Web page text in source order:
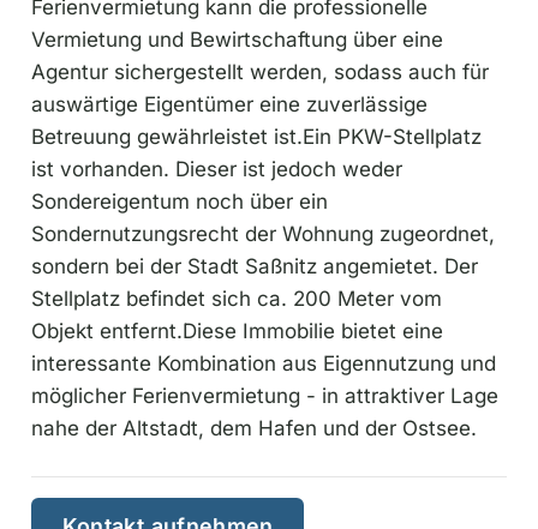
Ferienvermietung kann die professionelle
Vermietung und Bewirtschaftung über eine
Agentur sichergestellt werden, sodass auch für
auswärtige Eigentümer eine zuverlässige
Betreuung gewährleistet ist.Ein PKW-Stellplatz
ist vorhanden. Dieser ist jedoch weder
Sondereigentum noch über ein
Sondernutzungsrecht der Wohnung zugeordnet,
sondern bei der Stadt Saßnitz angemietet. Der
Stellplatz befindet sich ca. 200 Meter vom
Objekt entfernt.Diese Immobilie bietet eine
interessante Kombination aus Eigennutzung und
möglicher Ferienvermietung - in attraktiver Lage
nahe der Altstadt, dem Hafen und der Ostsee.